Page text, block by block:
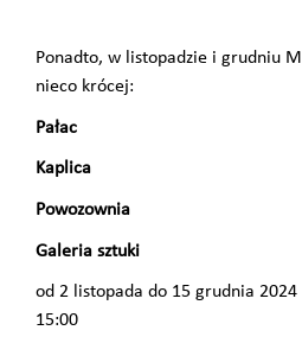
Ponadto, w listopadzie i grudniu
nieco krócej:
Pałac
Kaplica
Powozownia
Galeria sztuki
od 2 listopada do 15 grudnia
15:00